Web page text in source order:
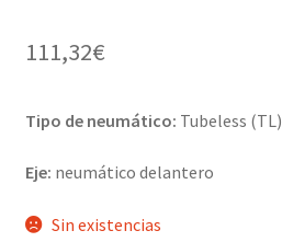
111,32€
Tipo de neumático: Tubeless (TL)
Eje: neumático delantero
Sin existencias